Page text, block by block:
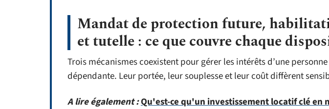
Mandat de protection future,
et tutelle : ce que couvre chaque
Trois mécanismes coexistent pour gérer les intérêts d’une
dépendante. Leur portée, leur souplesse et leur coût diffèrent
A lire également :Qu'est-ce qu'un investissement locatif clé en